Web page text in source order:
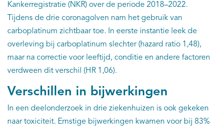
Kankerregistratie (NKR) over de periode 2018–2022.
Tijdens de drie coronagolven nam het gebruik van
carboplatinum zichtbaar toe. In eerste instantie leek de
overleving bij carboplatinum slechter (hazard ratio 1,48),
maar na correctie voor leeftijd, conditie en andere factoren
verdween dit verschil (HR 1,06).
Verschillen in bijwerkingen
In een deelonderzoek in drie ziekenhuizen is ook gekeken
naar toxiciteit. Ernstige bijwerkingen kwamen voor bij 83%